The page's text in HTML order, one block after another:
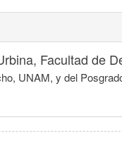
Facultad de
UNAM, y del